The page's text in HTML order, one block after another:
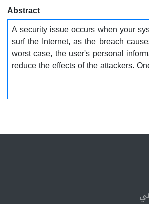
Abstract
A security issue occurs when your
surf the Internet, as the breach
worst case, the user's personal
reduce the effects of the attackers.